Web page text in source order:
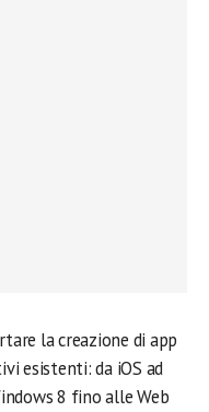
la creazione di app
esistenti: da iOS ad
8 fino alle Web